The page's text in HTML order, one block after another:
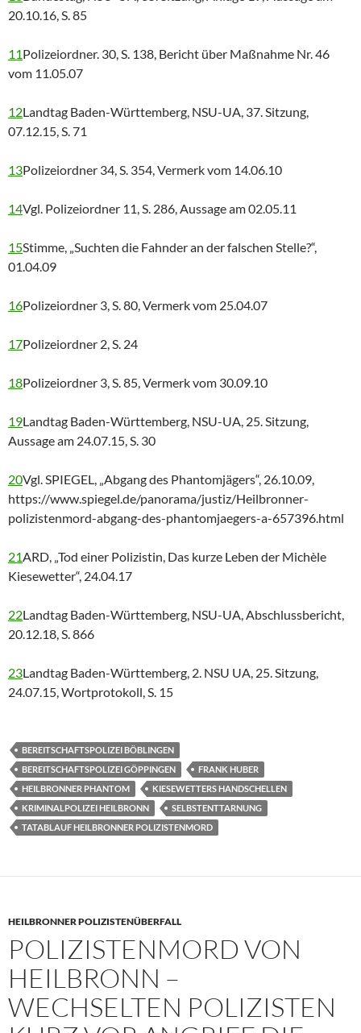
20.10.16, S. 85
11Polizeiordner. 30, S. 138, Bericht über Maßnahme Nr. 46
vom 11.05.07
12Landtag Baden-Württemberg, NSU-UA, 37. Sitzung,
07.12.15, S. 71
13Polizeiordner 34, S. 354, Vermerk vom 14.06.10
14Vgl. Polizeiordner 11, S. 286, Aussage am 02.05.11
15Stimme, „Suchten die Fahnder an der falschen Stelle?“,
01.04.09
16Polizeiordner 3, S. 80, Vermerk vom 25.04.07
17Polizeiordner 2, S. 24
18Polizeiordner 3, S. 85, Vermerk vom 30.09.10
19Landtag Baden-Württemberg, NSU-UA, 25. Sitzung,
Aussage am 24.07.15, S. 30
20Vgl. SPIEGEL, „Abgang des Phantomjägers“, 26.10.09,
https://www.spiegel.de/panorama/justiz/Heilbronner-
polizistenmord-abgang-des-phantomjaegers-a-657396.html
21ARD, „Tod einer Polizistin, Das kurze Leben der Michèle
Kiesewetter“, 24.04.17
22Landtag Baden-Württemberg, NSU-UA, Abschlussbericht,
20.12.18, S. 866
23Landtag Baden-Württemberg, 2. NSU UA, 25. Sitzung,
24.07.15, Wortprotokoll, S. 15
BEREITSCHAFTSPOLIZEI BÖBLINGEN
BEREITSCHAFTSPOLIZEI GÖPPINGEN
FRANK HUBER
HEILBRONNER PHANTOM
KIESEWETTERS HANDSCHELLEN
KRIMINALPOLIZEI HEILBRONN
SELBSTENTTARNUNG
TATABLAUF HEILBRONNER POLIZISTENMORD
HEILBRONNER POLIZISTENÜBERFALL
POLIZISTENMORD VON
HEILBRONN –
WECHSELTEN POLIZISTEN